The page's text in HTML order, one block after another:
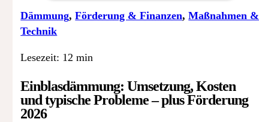
Dämmung,Förderung & Finanzen,Maßnahmen &
Technik
Lesezeit: 12 min
Einblasdämmung: Umsetzung, Kosten
und typische Probleme – plus Förderung
2026